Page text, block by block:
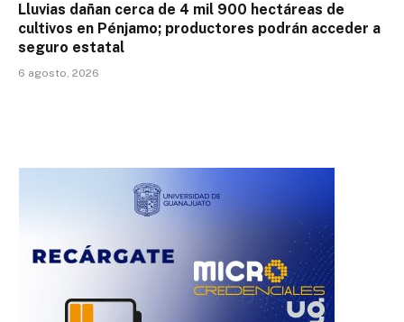
Lluvias dañan cerca de 4 mil 900 hectáreas de
cultivos en Pénjamo; productores podrán acceder a
seguro estatal
6 agosto, 2026